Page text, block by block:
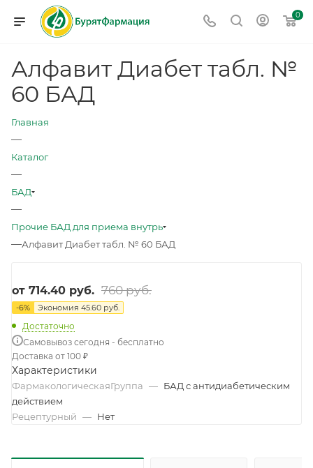
0
Алфавит Диабет табл. №
60 БАД
Главная
—
Каталог
—
БАД
—
Прочие БАД для приема внутрь
—Алфавит Диабет табл. № 60 БАД
от 714.40 руб. 760 руб.
-6% Экономия 45.60 руб.
Достаточно
Самовывоз сегодня - бесплатно
Доставка от 100 ₽
Характеристики
ФармакологическаяГруппа — БАД с антидиабетическим
действием
Рецептурный — Нет